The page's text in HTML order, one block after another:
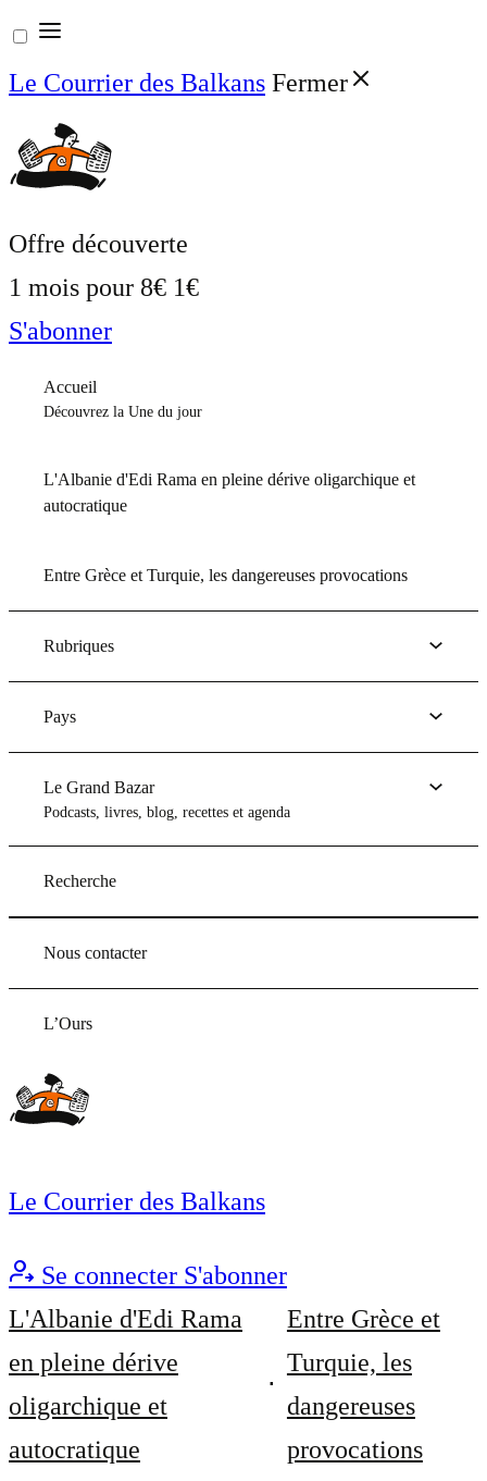
Aller
au
contenu
Le Courrier des Balkans Fermer
Offre découverte
1 mois pour 8€ 1€
S'abonner
Accueil
Découvrez la Une du jour
L'Albanie d'Edi Rama en pleine dérive oligarchique et
autocratique
Entre Grèce et Turquie, les dangereuses provocations
Rubriques
Pays
Le Grand Bazar
Podcasts, livres, blog, recettes et agenda
Recherche
Nous contacter
L’Ours
Le Courrier des Balkans
Se connecter S'abonner
L'Albanie d'Edi Rama
en pleine dérive
oligarchique et
autocratique
Entre Grèce et
Turquie, les
dangereuses
provocations